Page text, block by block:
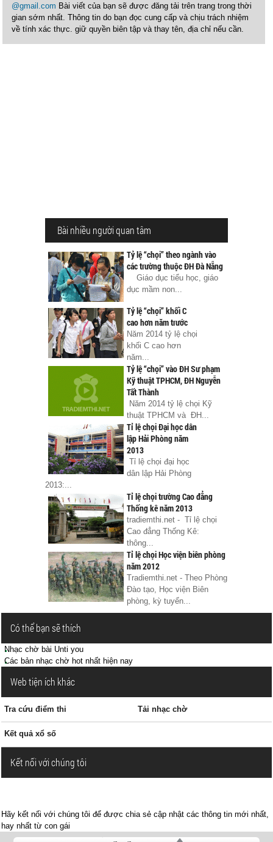
@gmail.com Bài viết của bạn sẽ được đăng tải trên trang trong thời
gian sớm nhất. Thông tin do bạn đọc cung cấp và chịu trách nhiệm
về tính xác thực. giữ quyền biên tập và thay tên, địa chỉ nếu cần.
Bài nhiều người quan tâm
Tỷ lệ “chọi” theo ngành vào
các trường thuộc ĐH Đà Nẵng
Giáo dục tiểu học, giáo
dục mầm non...
Tỷ lệ “chọi” khối C
cao hơn năm trước
Năm 2014 tỷ lệ chọi
khối C cao hơn
năm...
Tỷ lệ “chọi” vào ĐH Sư phạm
Kỹ thuật TPHCM, ĐH Nguyễn
Tất Thành
Năm 2014 tỷ lệ chọi Kỹ
thuật TPHCM và ĐH...
Tỉ lệ chọi Đại học dân
lập Hải Phòng năm
2013
Tỉ lệ chọi đại học
dân lập Hải Phòng
2013:...
Tỉ lệ chọi trường Cao đẳng
Thống kê năm 2013
tradiemthi.net - Tỉ lệ chọi
Cao đẳng Thống Kê:
thông...
Tỉ lệ chọi Học viện biên phòng
năm 2012
Tradiemthi.net - Theo Phòng
Đào tạo, Học viện Biên
phòng, kỳ tuyển...
Có thể bạn sẽ thích
Nhạc chờ bài Unti you
Các bản nhạc chờ hot nhất hiện nay
Web tiện ích khác
Tra cứu điểm thi Tải nhạc chờ
Kết quả xổ số
Kết nối với chúng tôi
Hãy kết nối với chúng tôi để được chia sẻ cập nhật các thông tin mới nhất,
hay nhất từ con gái